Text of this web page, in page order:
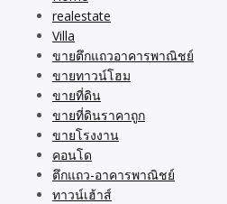
realestate
Villa
ขายตึกแถวอาคารพาณิชย์
ขายทาวน์โฮม
ขายที่ดิน
ขายที่ดินราคาถูก
ขายโรงงาน
คอนโด
ตึกแถว-อาคารพาณิชย์
ทาวน์เฮ้าส์